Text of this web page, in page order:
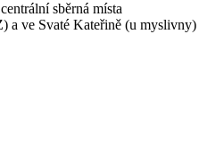
sběrná místa
a ve Svaté Kateřině (u myslivny)